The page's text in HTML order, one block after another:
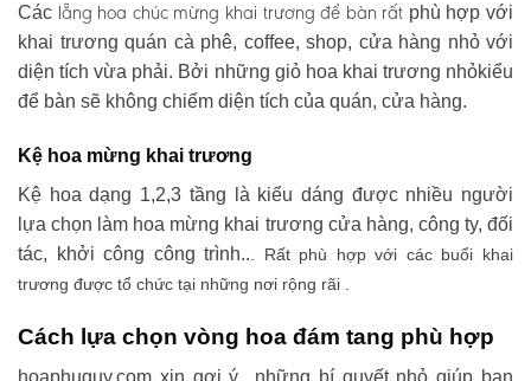
Các lẵng hoa chúc mừng khai trương để bàn rất phù hợp với
khai trương quán cà phê, coffee, shop, cửa hàng nhỏ với
diện tích vừa phải. Bởi những giỏ hoa khai trương nhỏkiểu
để bàn sẽ không chiếm diện tích của quán, cửa hàng.
Kệ hoa mừng khai trương
Kệ hoa dạng 1,2,3 tầng là kiểu dáng được nhiều người
lựa chọn làm hoa mừng khai trương cửa hàng, công ty, đối
tác, khởi công công trình.. . Rất phù hợp với các buổi khai
trương được tổ chức tại những nơi rộng rãi .
Cách lựa chọn vòng hoa đám tang phù hợp